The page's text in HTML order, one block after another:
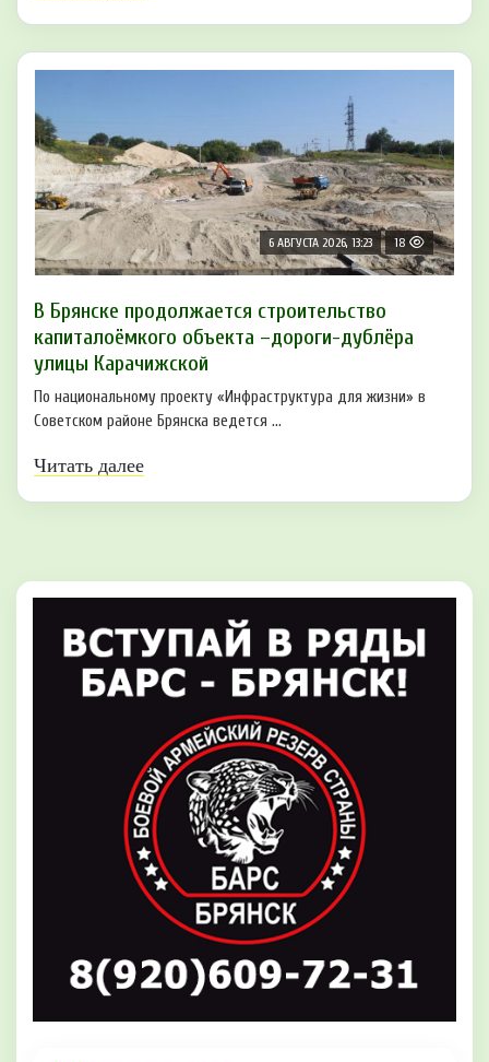
6 АВГУСТА 2026, 13:23 18
В Брянске продолжается строительство
капиталоёмкого объекта –дороги-дублёра
улицы Карачижской
По национальному проекту «Инфраструктура для жизни» в
Советском районе Брянска ведется ...
Читать далее